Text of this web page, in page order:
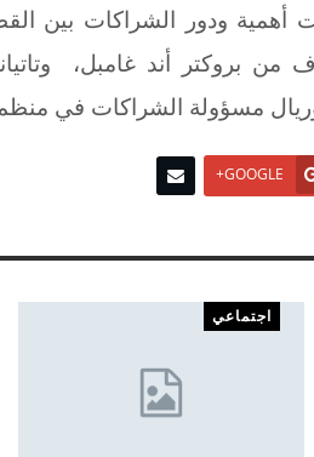
ودور الشراكات بين
بروكتر أند غامبل، وتاتيانا
مسؤولة الشراكات في
GOOGLE+
اجتماعي